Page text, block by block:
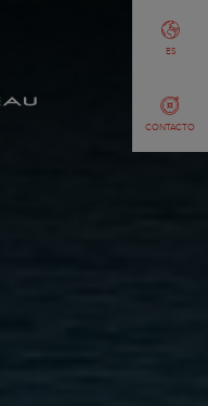
CONTACTO
ES